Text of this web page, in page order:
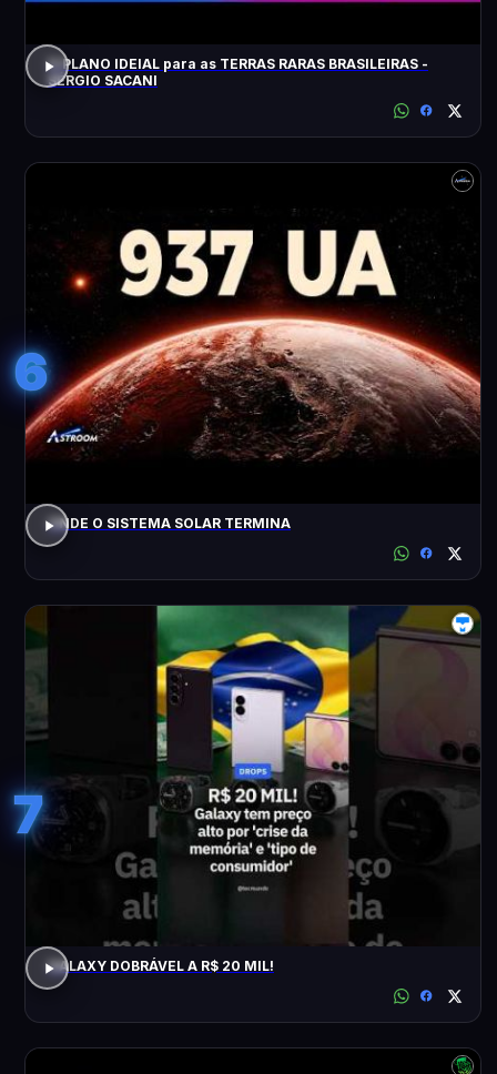
O PLANO IDEIAL para as TERRAS RARAS BRASILEIRAS -
SÉRGIO SACANI
6
ONDE O SISTEMA SOLAR TERMINA
7
GALAXY DOBRÁVEL A R$ 20 MIL!